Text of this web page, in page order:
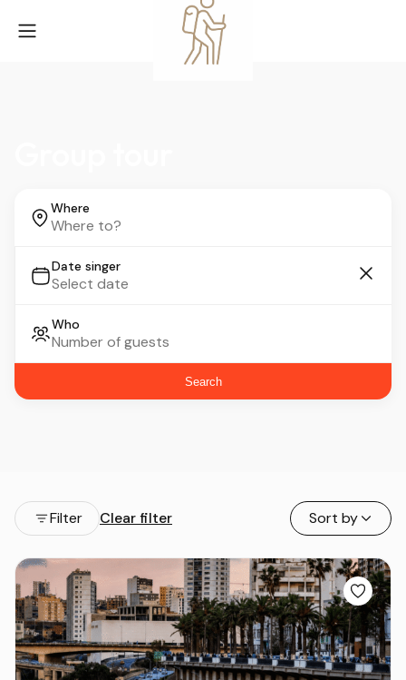
Where
Date singer
Who
Search
Filter Clear filter Sort by